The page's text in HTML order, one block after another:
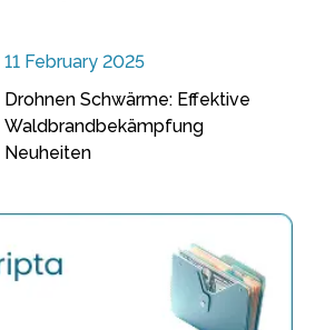
11 February 2025
Drohnen Schwärme: Effektive
Waldbrandbekämpfung
Neuheiten